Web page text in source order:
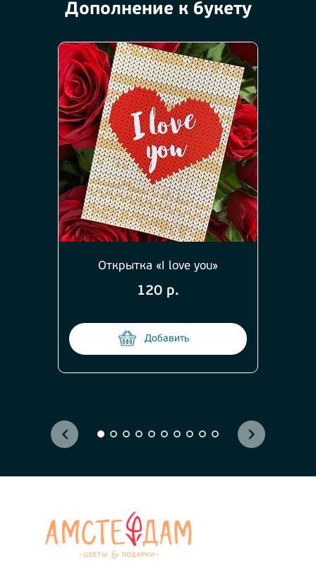
Дополнение к букету
Открытка «I love you»
120 р.
Добавить